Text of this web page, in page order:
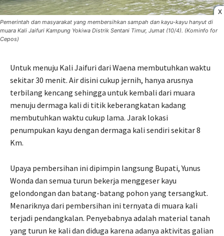
X
Pemerintah dan masyarakat yang membersihkan sampah dan kayu-kayu hanyut di
muara Kali Jaifuri Kampung Yokiwa Distrik Sentani Timur, Jumat (10/4). (Kominfo for
Cepos)
Untuk menuju Kali Jaifuri dari Waena membutuhkan waktu
sekitar 30 menit. Air disini cukup jernih, hanya arusnya
terbilang kencang sehingga untuk kembali dari muara
menuju dermaga kali di titik keberangkatan kadang
membutuhkan waktu cukup lama. Jarak lokasi
penumpukan kayu dengan dermaga kali sendiri sekitar 8
Km.
Upaya pembersihan ini dipimpin langsung Bupati, Yunus
Wonda dan semua turun bekerja menggeser kayu
gelondongan dan batang-batang pohon yang tersangkut.
Menariknya dari pembersihan ini ternyata di muara kali
terjadi pendangkalan. Penyebabnya adalah material tanah
yang turun ke kali dan diduga karena adanya aktivitas galian